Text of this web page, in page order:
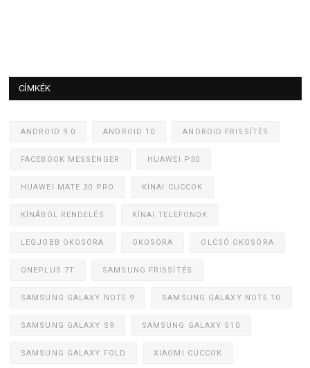
CÍMKÉK
ANDROID 9.0 ANDROID 10 ANDROID FRISSÍTÉS
FACEBOOK MESSENGER HUAWEI P30
HUAWEI MATE 30 PRO KÍNAI CUCCOK
KÍNÁBÓL RENDELÉS KÍNAI TELEFONOK
LEGJOBB OKOSÓRA OKOSÓRA OLCSÓ OKOSÓRA
ONEPLUS 7T SAMSUNG FRISSÍTÉS
SAMSUNG GALAXY NOTE 9 SAMSUNG GALAXY NOTE 10
SAMSUNG GALAXY S9 SAMSUNG GALAXY S10
SAMSUNG GALAXY FOLD XIAOMI CUCCOK